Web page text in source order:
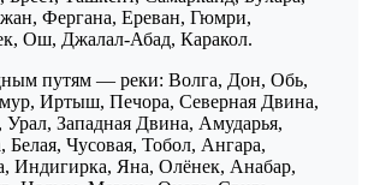
Фергана, Ереван, Гюмри,
Ош, Джалал-Абад, Каракол.
путям — реки: Волга, Дон, Обь,
Иртыш, Печора, Северная Двина,
Западная Двина, Амударья,
Белая, Чусовая, Тобол, Ангара,
Индигирка, Яна, Олёнек, Анабар,